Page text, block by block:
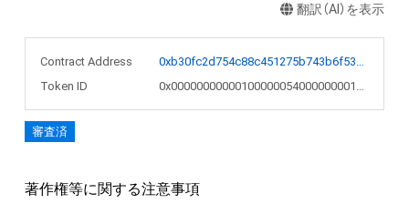
翻訳（AI）を表示
Contract Address
0xb30fc2d754c88c451275b743b6f530f19f643683
Token ID
0x0000000000010000005400000000157b
審査済
著作権等に関する注意事項